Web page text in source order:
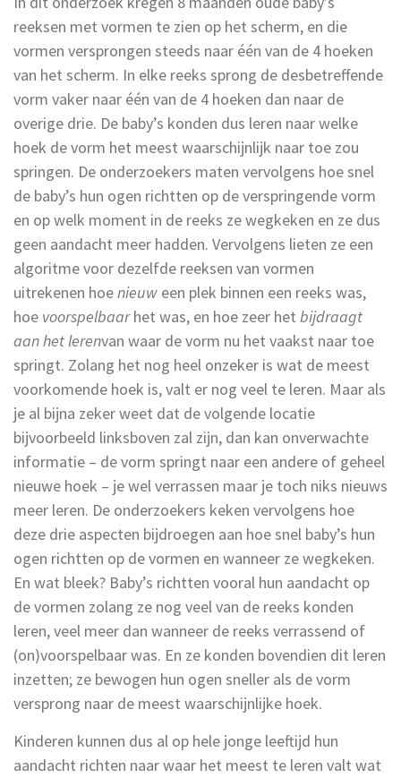
reeksen met vormen te zien op het scherm, en die
vormen versprongen steeds naar één van de 4 hoeken
van het scherm. In elke reeks sprong de desbetreffende
vorm vaker naar één van de 4 hoeken dan naar de
overige drie. De baby’s konden dus leren naar welke
hoek de vorm het meest waarschijnlijk naar toe zou
springen. De onderzoekers maten vervolgens hoe snel
de baby’s hun ogen richtten op de verspringende vorm
en op welk moment in de reeks ze wegkeken en ze dus
geen aandacht meer hadden. Vervolgens lieten ze een
algoritme voor dezelfde reeksen van vormen
uitrekenen hoenieuw een plek binnen een reeks was,
hoe voorspelbaarhet was, en hoe zeer het bijdraagt
aan het lerenvan waar de vorm nu het vaakst naar toe
springt. Zolang het nog heel onzeker is wat de meest
voorkomende hoek is, valt er nog veel te leren. Maar als
je al bijna zeker weet dat de volgende locatie
bijvoorbeeld linksboven zal zijn, dan kan onverwachte
informatie – de vorm springt naar een andere of geheel
nieuwe hoek – je wel verrassen maar je toch niks nieuws
meer leren. De onderzoekers keken vervolgens hoe
deze drie aspecten bijdroegen aan hoe snel baby’s hun
ogen richtten op de vormen en wanneer ze wegkeken.
En wat bleek? Baby’s richtten vooral hun aandacht op
de vormen zolang ze nog veel van de reeks konden
leren, veel meer dan wanneer de reeks verrassend of
(on)voorspelbaar was. En ze konden bovendien dit leren
inzetten; ze bewogen hun ogen sneller als de vorm
versprong naar de meest waarschijnlijke hoek.
Kinderen kunnen dus al op hele jonge leeftijd hun
aandacht richten naar waar het meest te leren valt wat